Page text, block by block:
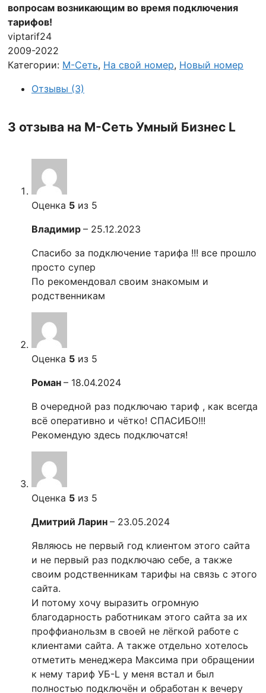
вопросам возникающим во время подключения
тарифов!
viptarif24
2009-2022
Категории: М-Сеть, На свой номер, Новый номер
Отзывы (3)
3 отзыва на М-Сеть Умный Бизнес L
Оценка 5 из 5
Владимир – 25.12.2023
Спасибо за подключение тарифа !!! все прошло
просто супер
По рекомендовал своим знакомым и
родственникам
Оценка 5 из 5
Роман – 18.04.2024
В очередной раз подключаю тариф , как всегда
всё оперативно и чётко! СПАСИБО!!!
Рекомендую здесь подключатся!
Оценка 5 из 5
Дмитрий Ларин – 23.05.2024
Являюсь не первый год клиентом этого сайта
и не первый раз подключаю себе, а также
своим родственникам тарифы на связь с этого
сайта.
И потому хочу выразить огромную
благодарность работникам этого сайта за их
проффианользм в своей не лёгкой работе с
клиентами сайта. А также отдельно хотелось
отметить менеджера Максима при обращении
к нему тариф УБ-L у меня встал и был
полностью подключён и обработан к вечеру